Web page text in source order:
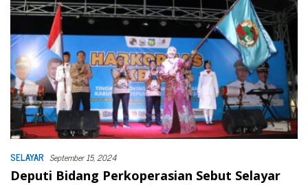
SELAYAR September 15, 2024
Deputi Bidang Perkoperasian Sebut Selayar